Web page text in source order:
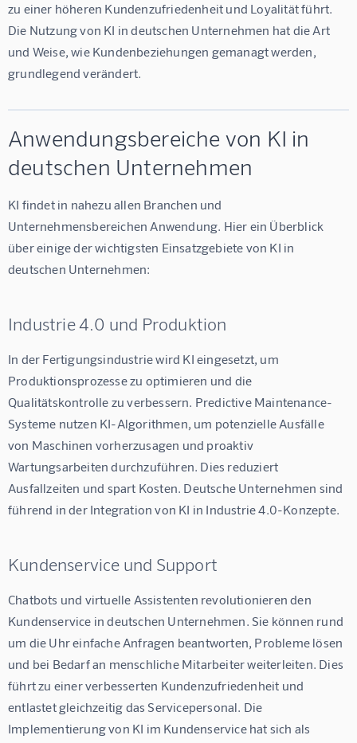
zu einer höheren Kundenzufriedenheit und Loyalität führt.
Die Nutzung von KI in deutschen Unternehmen hat die Art
und Weise, wie Kundenbeziehungen gemanagt werden,
grundlegend verändert.
Anwendungsbereiche von KI in
deutschen Unternehmen
KI findet in nahezu allen Branchen und
Unternehmensbereichen Anwendung. Hier ein Überblick
über einige der wichtigsten Einsatzgebiete von KI in
deutschen Unternehmen:
Industrie 4.0 und Produktion
In der Fertigungsindustrie wird KI eingesetzt, um
Produktionsprozesse zu optimieren und die
Qualitätskontrolle zu verbessern. Predictive Maintenance-
Systeme nutzen KI-Algorithmen, um potenzielle Ausfälle
von Maschinen vorherzusagen und proaktiv
Wartungsarbeiten durchzuführen. Dies reduziert
Ausfallzeiten und spart Kosten. Deutsche Unternehmen sind
führend in der Integration von KI in Industrie 4.0-Konzepte.
Kundenservice und Support
Chatbots und virtuelle Assistenten revolutionieren den
Kundenservice in deutschen Unternehmen. Sie können rund
um die Uhr einfache Anfragen beantworten, Probleme lösen
und bei Bedarf an menschliche Mitarbeiter weiterleiten. Dies
führt zu einer verbesserten Kundenzufriedenheit und
entlastet gleichzeitig das Servicepersonal. Die
Implementierung von KI im Kundenservice hat sich als